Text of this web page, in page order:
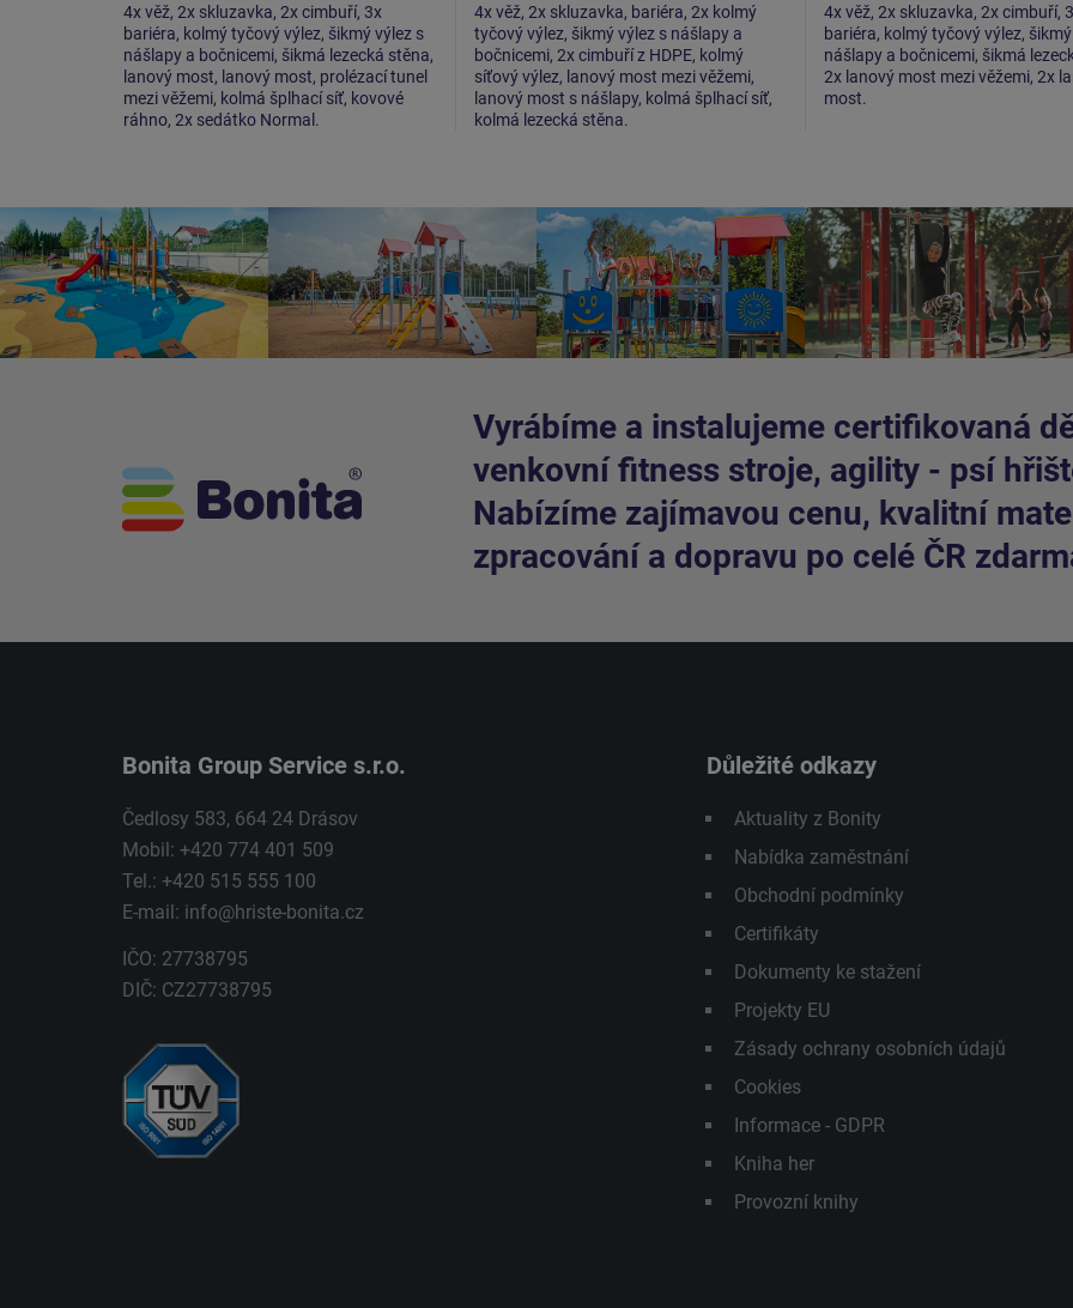
4x věž, 2x skluzavka, 2x cimbuří, 3x
bariéra, kolmý tyčový výlez, šikmý výlez s
nášlapy a bočnicemi, šikmá lezecká stěna,
lanový most, lanový most, prolézací tunel
mezi věžemi, kolmá šplhací síť, kovové
ráhno, 2x sedátko Normal.
4x věž, 2x skluzavka, bariéra, 2x kolmý
tyčový výlez, šikmý výlez s nášlapy a
bočnicemi, 2x cimbuří z HDPE, kolmý
síťový výlez, lanový most mezi věžemi,
lanový most s nášlapy, kolmá šplhací síť,
kolmá lezecká stěna.
4x věž, 2x skluzavka, 2x cimbuří,
bariéra, kolmý tyčový výlez,
nášlapy a bočnicemi, šikmá
2x lanový most mezi věžemi, 2x
most.
Vyrábíme a instalujeme certifikovaná
venkovní fitness stroje, agility - psí
Nabízíme zajímavou cenu, kvalitní
zpracování a dopravu po celé ČR
Bonita Group Service s.r.o.
Čedlosy 583, 664 24 Drásov
Mobil: +420 774 401 509
Tel.: +420 515 555 100
E-mail: info@hriste-bonita.cz
IČO: 27738795
DIČ: CZ27738795
Důležité odkazy
Aktuality z Bonity
Nabídka zaměstnání
Obchodní podmínky
Certifikáty
Dokumenty ke stažení
Projekty EU
Zásady ochrany osobních údajů
Cookies
Informace - GDPR
Kniha her
Provozní knihy